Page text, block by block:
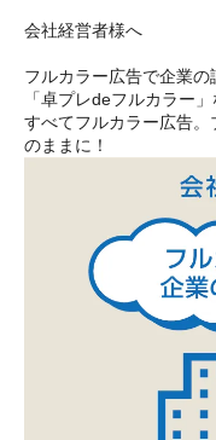
会社経営者様へ
フルカラー広告で企業の
「卓プレdeフルカラー
すべてフルカラー広告
のままに！